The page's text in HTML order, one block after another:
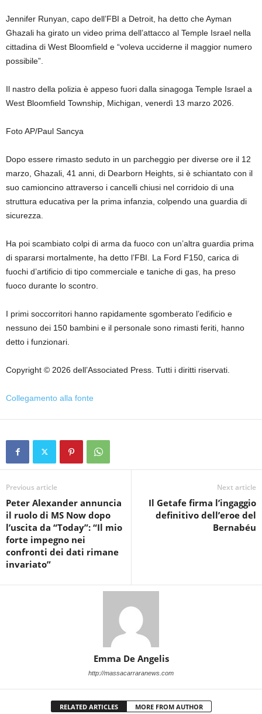
Jennifer Runyan, capo dell’FBI a Detroit, ha detto che Ayman
Ghazali ha girato un video prima dell’attacco al Temple Israel nella
cittadina di West Bloomfield e “voleva ucciderne il maggior numero
possibile”.
Il nastro della polizia è appeso fuori dalla sinagoga Temple Israel a
West Bloomfield Township, Michigan, venerdì 13 marzo 2026.
Foto AP/Paul Sancya
Dopo essere rimasto seduto in un parcheggio per diverse ore il 12
marzo, Ghazali, 41 anni, di Dearborn Heights, si è schiantato con il
suo camioncino attraverso i cancelli chiusi nel corridoio di una
struttura educativa per la prima infanzia, colpendo una guardia di
sicurezza.
Ha poi scambiato colpi di arma da fuoco con un’altra guardia prima
di spararsi mortalmente, ha detto l’FBI. La Ford F150, carica di
fuochi d’artificio di tipo commerciale e taniche di gas, ha preso
fuoco durante lo scontro.
I primi soccorritori hanno rapidamente sgomberato l’edificio e
nessuno dei 150 bambini e il personale sono rimasti feriti, hanno
detto i funzionari.
Copyright © 2026 dell’Associated Press. Tutti i diritti riservati.
Collegamento alla fonte
Previous article
Peter Alexander annuncia
il ruolo di MS Now dopo
l’uscita da “Today”: “Il mio
forte impegno nei
confronti dei dati rimane
invariato”
Next article
Il Getafe firma l’ingaggio
definitivo dell’eroe del
Bernabéu
Emma De Angelis
http://massacarraranews.com
RELATED ARTICLES MORE FROM AUTHOR